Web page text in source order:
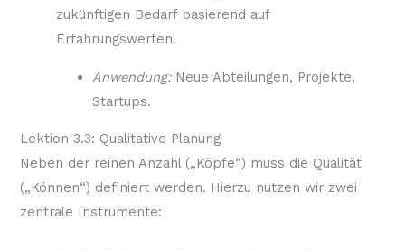
zukünftigen Bedarf basierend auf
Erfahrungswerten.
Anwendung:Neue Abteilungen, Projekte,
Startups.
Lektion 3.3: Qualitative Planung
Neben der reinen Anzahl („Köpfe“) muss die Qualität
(„Können“) definiert werden. Hierzu nutzen wir zwei
zentrale Instrumente: